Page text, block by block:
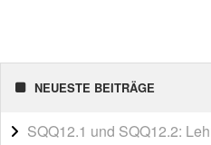
NEUESTE BEITRÄGE
SQQ12.1 und SQQ12.2: